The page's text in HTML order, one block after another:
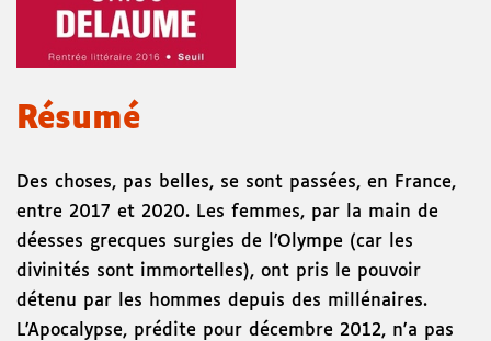
Résumé
Des choses, pas belles, se sont passées, en France,
entre 2017 et 2020. Les femmes, par la main de
déesses grecques surgies de l'Olympe (car les
divinités sont immortelles), ont pris le pouvoir
détenu par les hommes depuis des millénaires.
L'Apocalypse, prédite pour décembre 2012, n'a pas